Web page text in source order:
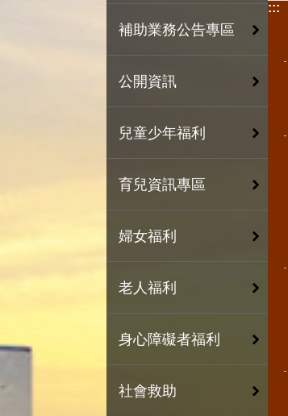
補助業務公告專區
公開資訊
兒童少年福利
育兒資訊專區
婦女福利
老人福利
身心障礙者福利
社會救助
:::